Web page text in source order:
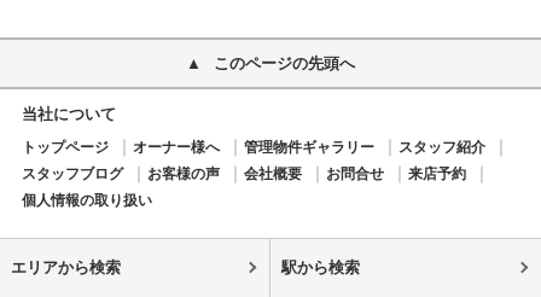
このページの先頭へ
当社について
トップページ オーナー様へ 管理物件ギャラリー
スタッフ紹介
スタッフブログ
お客様の声 会社概要 お問合せ
来店予約
個人情報の取り扱い
エリアから検索 駅から検索